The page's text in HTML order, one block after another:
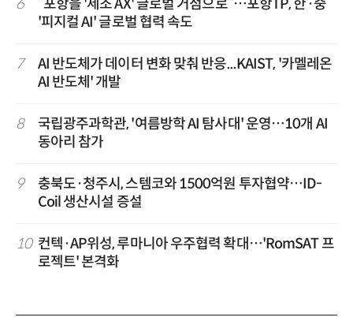
6
“포항을 '제조 AX' 글로벌 거점으로”…포항TP, 한·중
'피지컬 AI' 글로벌 협력 속도
7
AI 반도체가 데이터 변화 맞춰 반응...KAIST, '카멜레온
AI 반도체' 개발
8
국립광주과학관, '여름방학 AI 탐사대' 운영…10개 AI
동아리 참가
9
충북도·청주시, 스템코와 1500억원 투자협약…ID-
Coil 생산시설 증설
10 컨텍·AP위성, 루마니아 우주협력 확대…'RomSAT 프
로젝트' 본격화